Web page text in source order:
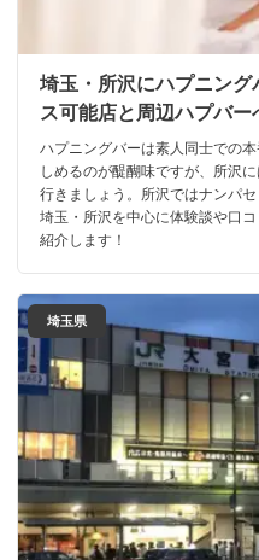
埼玉・所沢にハプニン
ス可能店と周辺ハプバー
ハプニングバーは素人同士での
しめるのが醍醐味ですが、所沢
行きましょう。所沢ではナンパ
埼玉・所沢を中心に体験談や口
紹介します！
埼玉県